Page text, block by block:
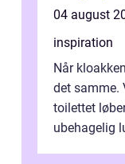
04 august
inspiration
Når
det samme.
toilettet
ubehagelig